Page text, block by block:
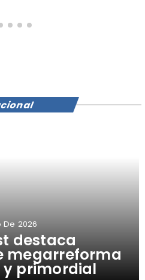
destaca
megarreforma
primordial
De 2026